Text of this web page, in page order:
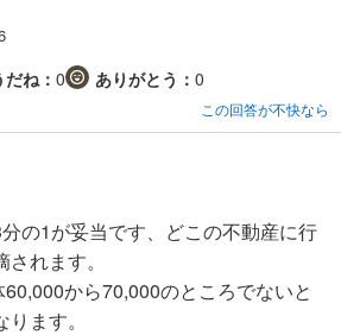
ね： 0 ありがとう： 0
この回答が不快なら
の1が妥当です、どこの不動産に行
れます。
から70,000のところでないと
ます。